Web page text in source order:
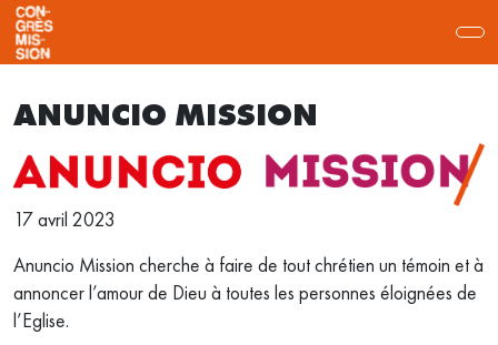
ANUNCIO MISSION
17 avril 2023
Anuncio Mission cherche à faire de tout chrétien un témoin et à
annoncer l’amour de Dieu à toutes les personnes éloignées de
l’Eglise.